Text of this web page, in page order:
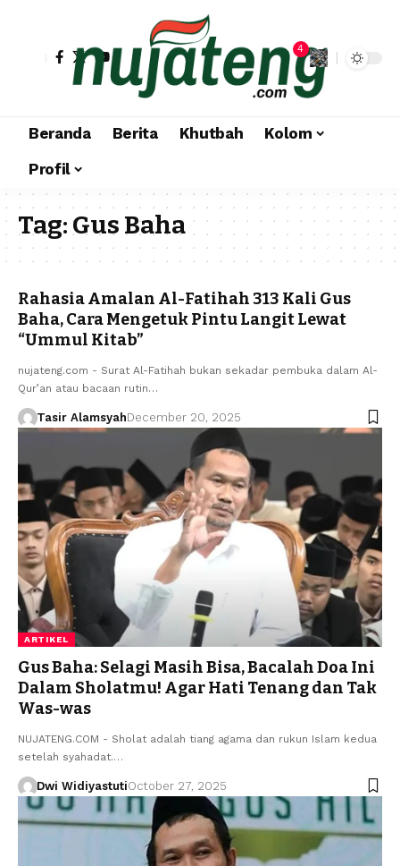
4
Beranda Berita Khutbah
Kolom
Profil
Tag:Gus Baha
Rahasia Amalan Al-Fatihah 313 Kali Gus
Baha, Cara Mengetuk Pintu Langit Lewat
“Ummul Kitab”
nujateng.com - Surat Al-Fatihah bukan sekadar pembuka dalam Al-
Qur’an atau bacaan rutin…
Tasir AlamsyahDecember 20, 2025
ARTIKEL
Gus Baha: Selagi Masih Bisa, Bacalah Doa Ini
Dalam Sholatmu! Agar Hati Tenang dan Tak
Was-was
NUJATENG.COM - Sholat adalah tiang agama dan rukun Islam kedua
setelah syahadat.…
Dwi WidiyastutiOctober 27, 2025